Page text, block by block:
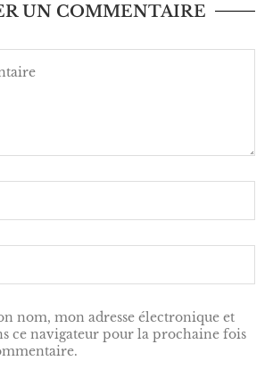
UN COMMENTAIRE
nom, mon adresse électronique et
ce navigateur pour la prochaine fois